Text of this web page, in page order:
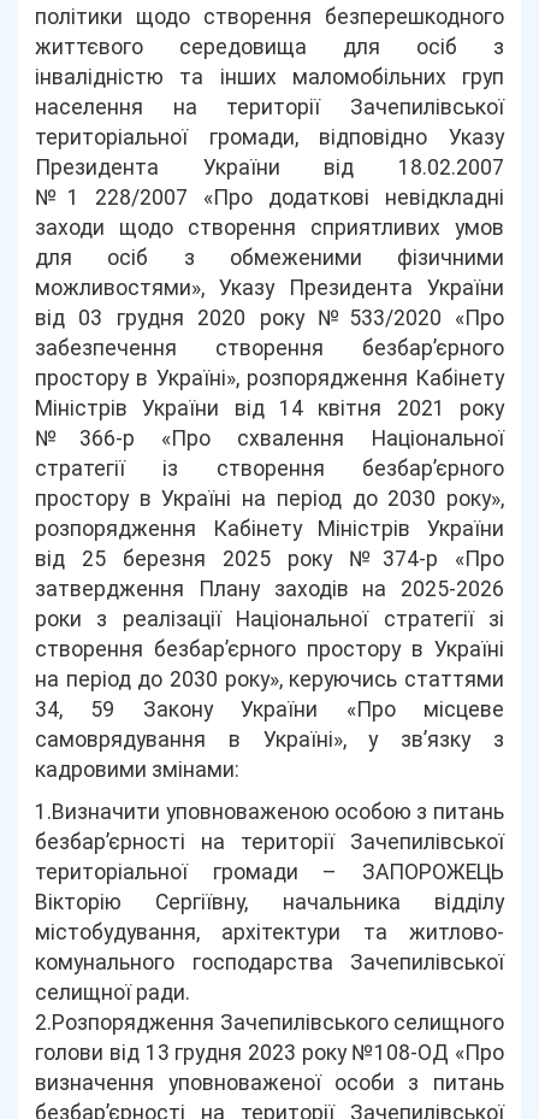
політики щодо створення безперешкодного
життєвого середовища для осіб з
інвалідністю та інших маломобільних груп
населення на території Зачепилівської
територіальної громади, відповідно Указу
Президента України від 18.02.2007
№1 228/2007 «Про додаткові невідкладні
заходи щодо створення сприятливих умов
для осіб з обмеженими фізичними
можливостями», Указу Президента України
від 03 грудня 2020 року №533/2020 «Про
забезпечення створення безбар’єрного
простору в Україні», розпорядження Кабінету
Міністрів України від 14 квітня 2021 року
№366-р «Про схвалення Національної
стратегії із створення безбар’єрного
простору в Україні на період до 2030 року»,
розпорядження Кабінету Міністрів України
від 25 березня 2025 року №374-р «Про
затвердження Плану заходів на 2025-2026
роки з реалізації Національної стратегії зі
створення безбар’єрного простору в Україні
на період до 2030 року», керуючись статтями
34, 59 Закону України «Про місцеве
самоврядування в Україні», у зв’язку з
кадровими змінами:
1.Визначити уповноваженою особою з питань
безбар’єрності на території Зачепилівської
територіальної громади – ЗАПОРОЖЕЦЬ
Вікторію Сергіївну, начальника відділу
містобудування, архітектури та житлово-
комунального господарства Зачепилівської
селищної ради.
2.Розпорядження Зачепилівського селищного
голови від 13 грудня 2023 року №108-ОД «Про
визначення уповноваженої особи з питань
безбар’єрності на території Зачепилівської